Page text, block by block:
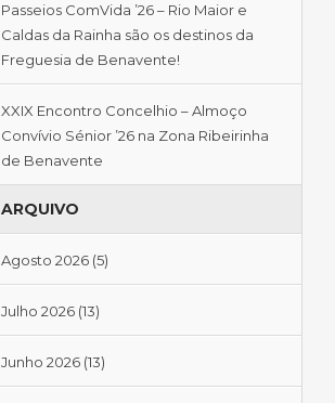
Passeios ComVida ’26 – Rio Maior e
Caldas da Rainha são os destinos da
Freguesia de Benavente!
XXIX Encontro Concelhio – Almoço
Convívio Sénior ’26 na Zona Ribeirinha
de Benavente
ARQUIVO
Agosto 2026(5)
Julho 2026(13)
Junho 2026(13)